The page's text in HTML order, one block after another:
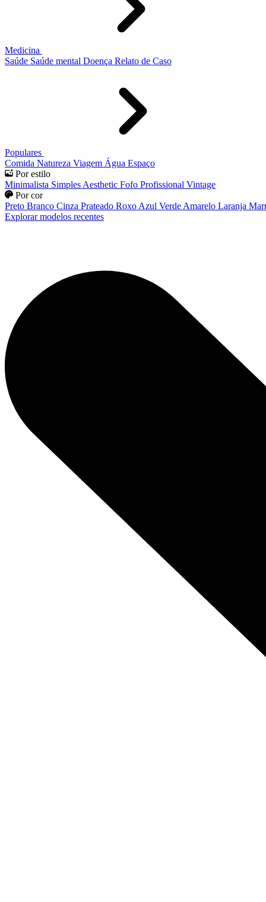
Medicina
Saúde Saúde mental Doença Relato de Caso
Populares
Comida Natureza Viagem Água Espaço
Por estilo
Minimalista Simples Aesthetic Fofo Profissional Vintage
Por cor
Preto Branco Cinza Prateado Roxo Azul Verde Amarelo Laranja
Explorar modelos recentes